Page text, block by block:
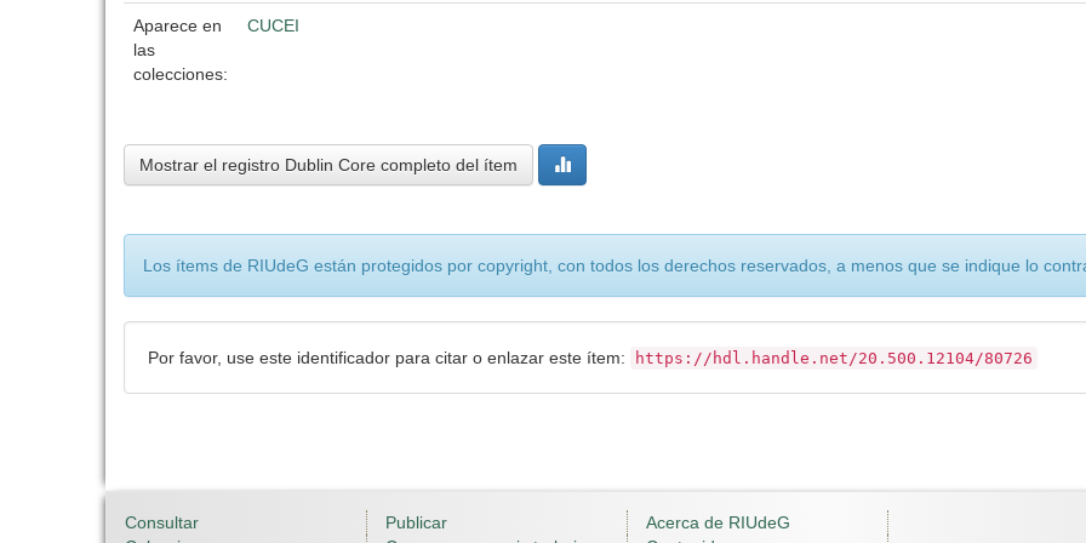
Aparece en
las
colecciones:
CUCEI
Mostrar el registro Dublin Core completo del ítem
Los ítems de RIUdeG están protegidos por copyright, con todos los derechos reservados, a menos que se indique lo
Por favor, use este identificador para citar o enlazar este ítem: https://hdl.handle.net/20.500.12104/80726
Consultar
Publicar
Acerca de RIUdeG